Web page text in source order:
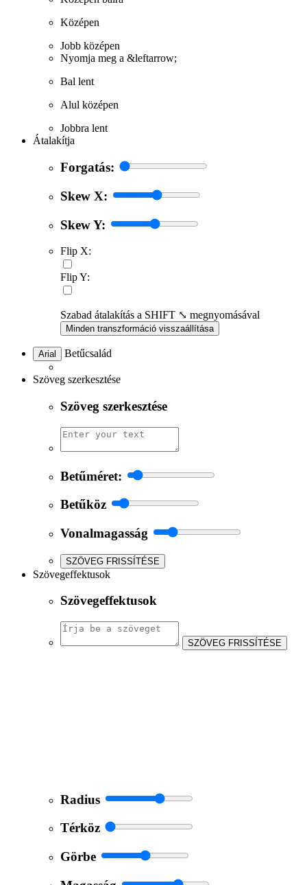
Középen
Jobb középen
Nyomja meg a &leftarrow;
Bal lent
Alul középen
Jobbra lent
Átalakítja
Forgatás:
Skew X:
Skew Y:
Flip X:
Flip Y:
Szabad átalakítás a SHIFT ⤡ megnyomásával
Minden transzformáció visszaállítása
Arial Betűcsalád
Szöveg szerkesztése
Szöveg szerkesztése
Betűméret:
Betűköz
Vonalmagasság
SZÖVEG FRISSÍTÉSE
Szövegeffektusok
Szövegeffektusok
SZÖVEG FRISSÍTÉSE
Radius
Térköz
Görbe